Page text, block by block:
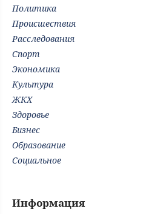
Политика
Происшествия
Расследования
Спорт
Экономика
Культура
ЖКХ
Здоровье
Бизнес
Образование
Социальное
Информация